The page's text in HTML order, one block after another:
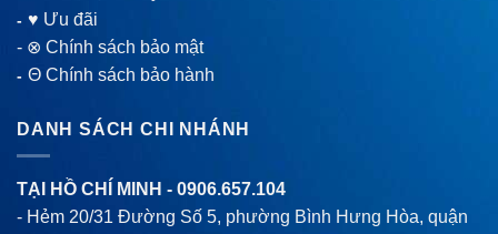
-♥ Ưu đãi
- ⊗ Chính sách bảo mật
-Θ Chính sách bảo hành
DANH SÁCH CHI NHÁNH
TẠI HỒ CHÍ MINH - 0906.657.104
- Hẻm 20/31 Đường Số 5, phường Bình Hưng Hòa, quận